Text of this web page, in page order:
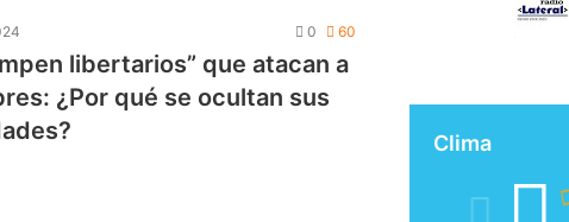
0 60
libertarios” que atacan a
¿Por qué se ocultan sus
Clima